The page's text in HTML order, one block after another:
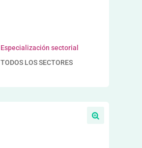
Especialización sectorial
TODOS LOS SECTORES